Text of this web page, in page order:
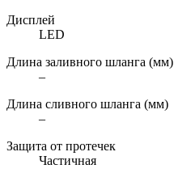
Дисплей
LED
Длина заливного шланга (мм)
–
Длина сливного шланга (мм)
–
Защита от протечек
Частичная